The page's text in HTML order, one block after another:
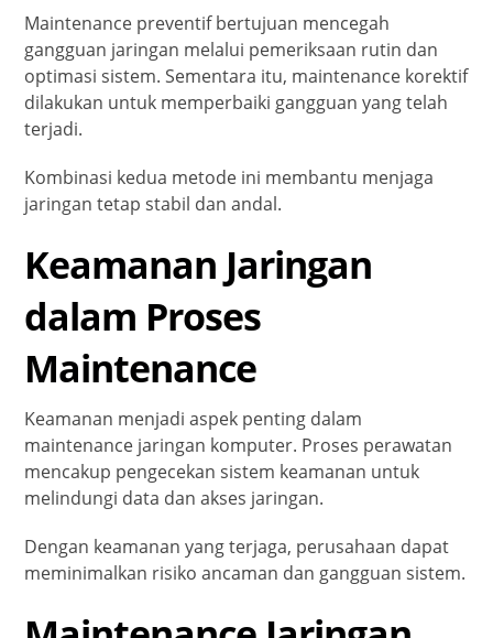
Maintenance preventif bertujuan mencegah
gangguan jaringan melalui pemeriksaan rutin dan
optimasi sistem. Sementara itu, maintenance korektif
dilakukan untuk memperbaiki gangguan yang telah
terjadi.
Kombinasi kedua metode ini membantu menjaga
jaringan tetap stabil dan andal.
Keamanan Jaringan
dalam Proses
Maintenance
Keamanan menjadi aspek penting dalam
maintenance jaringan komputer. Proses perawatan
mencakup pengecekan sistem keamanan untuk
melindungi data dan akses jaringan.
Dengan keamanan yang terjaga, perusahaan dapat
meminimalkan risiko ancaman dan gangguan sistem.